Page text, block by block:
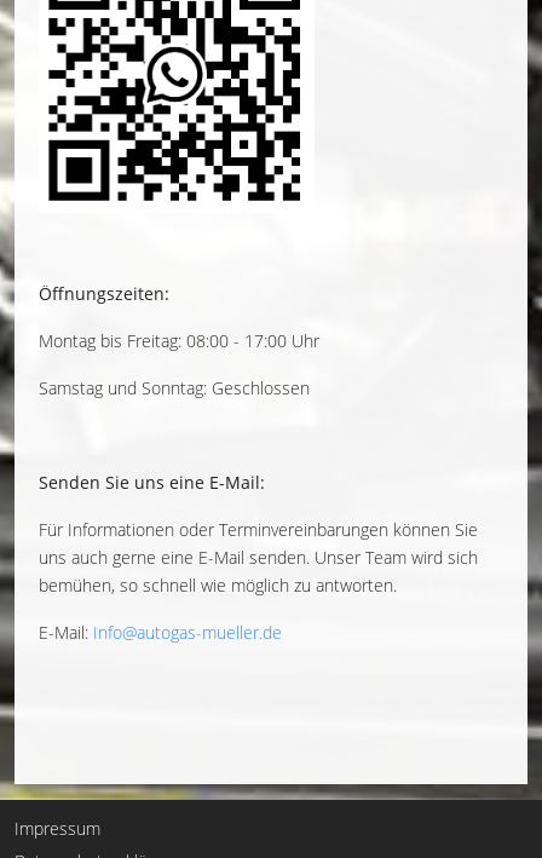
Öffnungszeiten:
Montag bis Freitag: 08:00 - 17:00 Uhr
Samstag und Sonntag: Geschlossen
Senden Sie uns eine E-Mail:
Für Informationen oder Terminvereinbarungen können Sie
uns auch gerne eine E-Mail senden. Unser Team wird sich
bemühen, so schnell wie möglich zu antworten.
E-Mail: Info@autogas-mueller.de
Impressum